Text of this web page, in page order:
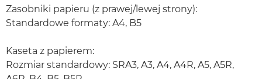
Zasobniki papieru (z prawej/lewej strony):
Standardowe formaty: A4, B5
Kaseta z papierem:
Rozmiar standardowy: SRA3, A3, A4, A4R, A5, A5R,